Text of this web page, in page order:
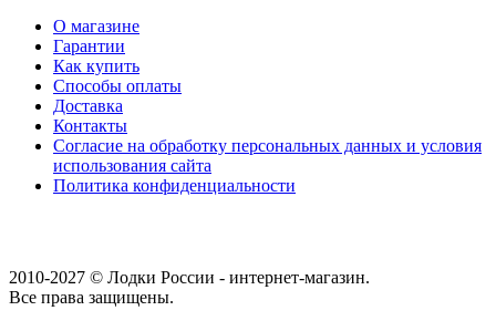
О магазине
Гарантии
Как купить
Способы оплаты
Доставка
Контакты
Согласие на обработку персональных данных и условия
использования сайта
Политика конфиденциальности
2010-2027 © Лодки России - интернет-магазин.
Все права защищены.